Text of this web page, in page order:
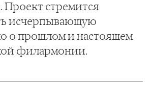
Проект стремится
исчерпывающую
о прошлом и настоящем
филармонии.